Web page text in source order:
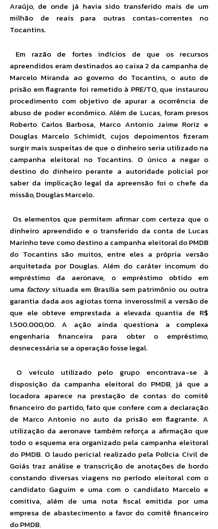
Araújo, de onde já havia sido transferido mais de um
milhão de reais para outras contas-correntes no
Tocantins.
Em razão de fortes indícios de que os recursos
apreendidos eram destinados ao caixa 2 da campanha de
Marcelo Miranda ao governo do Tocantins, o auto de
prisão em flagrante foi remetido à PRE/TO, que instaurou
procedimento com objetivo de apurar a ocorrência de
abuso de poder econômico. Além de Lucas, foram presos
Roberto Carlos Barbosa, Marco Antonio Jaime Roriz e
Douglas Marcelo Schimidt, cujos depoimentos fizeram
surgir mais suspeitas de que o dinheiro seria utilizado na
campanha eleitoral no Tocantins. O único a negar o
destino do dinheiro perante a autoridade policial por
saber da implicação legal da apreensão foi o chefe da
missão, Douglas Marcelo.
Os elementos que permitem afirmar com certeza que o
dinheiro apreendido e o transferido da conta de Lucas
Marinho teve como destino a campanha eleitoral do PMDB
do Tocantins são muitos, entre eles a própria versão
arquitetada por Douglas. Além do caráter incomum do
empréstimo da aeronave, o empréstimo obtido em
uma factorysituada em Brasília sem patrimônio ou outra
garantia dada aos agiotas torna inverossímil a versão de
que ele obteve emprestada a elevada quantia de R$
1.500.000,00. A ação ainda questiona a complexa
engenharia financeira para obter o empréstimo,
desnecessária se a operação fosse legal.
O veículo utilizado pelo grupo encontrava-se à
disposição da campanha eleitoral do PMDB, já que a
locadora aparece na prestação de contas do comitê
financeiro do partido, fato que confere com a declaração
de Marco Antonio no auto da prisão em flagrante. A
utilização da aeronave também reforça a afirmação que
todo o esquema era organizado pela campanha eleitoral
do PMDB. O laudo pericial realizado pela Polícia Civil de
Goiás traz análise e transcrição de anotações de bordo
constando diversas viagens no período eleitoral com o
candidato Gaguim e uma com o candidato Marcelo e
comitiva, além de uma nota fiscal emitida por uma
empresa de abastecimento a favor do comitê financeiro
do PMDB.